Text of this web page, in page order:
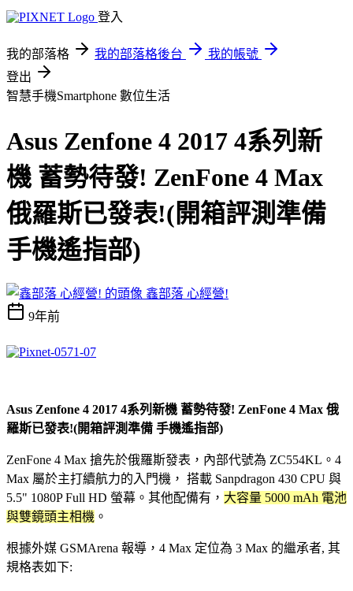
登入
我的部落格 我的部落格後台
我的帳號
登出
智慧手機Smartphone 數位生活
Asus Zenfone 4 2017 4系列新
機 蓄勢待發! ZenFone 4 Max
俄羅斯已發表!(開箱評測準備
手機遙指部)
鑫部落 心經營!
9年前
Asus Zenfone 4 2017 4系列新機 蓄勢待發! ZenFone 4 Max 俄
羅斯已發表!(開箱評測準備 手機遙指部)
ZenFone 4 Max 搶先於俄羅斯發表，內部代號為 ZC554KL。4
Max 屬於主打續航力的入門機， 搭載 Sanpdragon 430 CPU 與
5.5" 1080P Full HD 螢幕。其他配備有， 大容量 5000 mAh 電池
與雙鏡頭主相機 。
根據外媒 GSMArena 報導，4 Max 定位為 3 Max 的繼承者, 其
規格表如下: